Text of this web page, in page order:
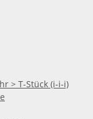
> T-Stück (i-i-i)